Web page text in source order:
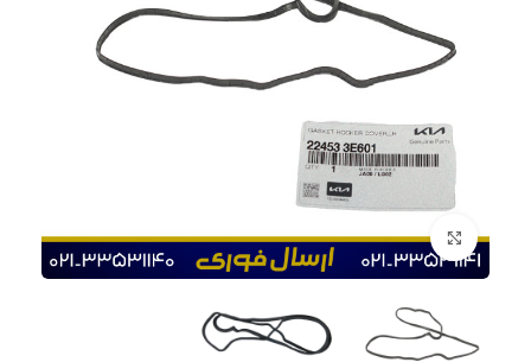
برای بزرگنمایی کلیک کنید